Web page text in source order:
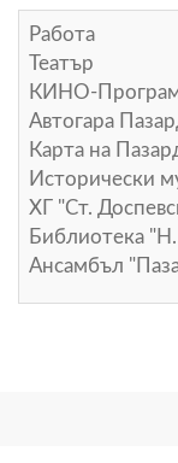
Работа
Театър
КИНО-
Автогара
Карта на
Исторически
ХГ "Ст.
Библиотека
Ансамбъл